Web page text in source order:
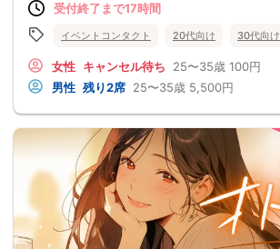
受付終了まで17時間
イベントコンタクト 20代向け 30代向け
女性 キャンセル待ち 25〜35歳 100円
男性 残り2席 25〜35歳 5,500円